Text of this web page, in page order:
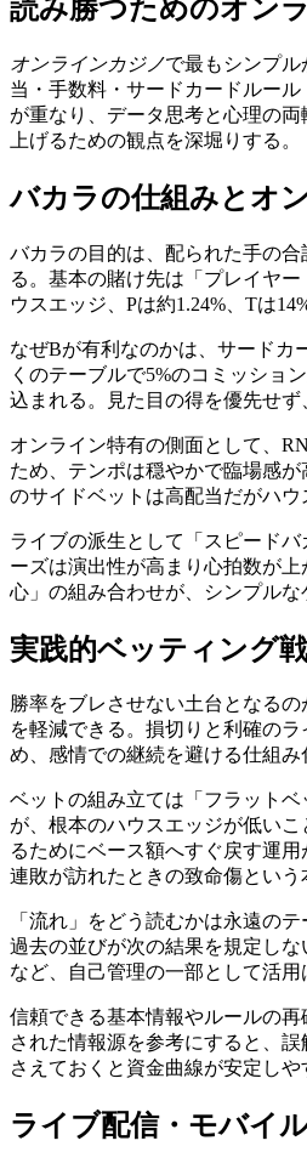
読み勝つためのオン
オンラインカジノで最もシンプ
当・手数料・サードカードルー
が重なり、データ思考と心理の
上げるための観点を深堀りする。
バカラの仕組みとオ
バカラの目的は、配られた手の
る。基本の賭け先は「プレイヤ
ウスエッジ、Pは約1.24%、Tは
なぜBが有利なのかは、サードカ
くのテーブルで5%のコミッショ
込まれる。見た目の得を優先せず
オンライン特有の側面として、
ため、テンポは穏やかで臨場感
のサイドベットは高配当だがハ
ライブの派生として「スピード
ーズは演出性が高まり心拍数が
心」の組み合わせが、シンプルな
実践的ベッティング
勝率をブレさせない土台となる
を軽減できる。損切りと利確の
め、感情での継続を避ける仕組み
ベットの組み立ては「フラット
が、根本のハウスエッジが低い
るためにベース額へすぐ戻す運
連敗が訪れたときの致命傷という
「流れ」をどう読むかは永遠の
過去の並びが次の結果を規定し
など、自己管理の一部として活
信頼できる基本情報やルールの
された情報源を参考にすると、
さえておくと資金曲線が安定しや
ライブ配信・モバイ